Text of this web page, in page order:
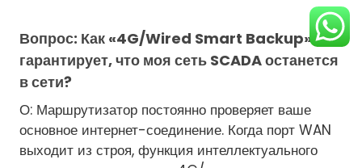
Вопрос: Как «4G/Wired Smart Backup»
гарантирует, что моя сеть SCADA останется
в сети?
О: Маршрутизатор постоянно проверяет ваше
основное интернет-соединение. Когда порт WAN
выходит из строя, функция интеллектуального